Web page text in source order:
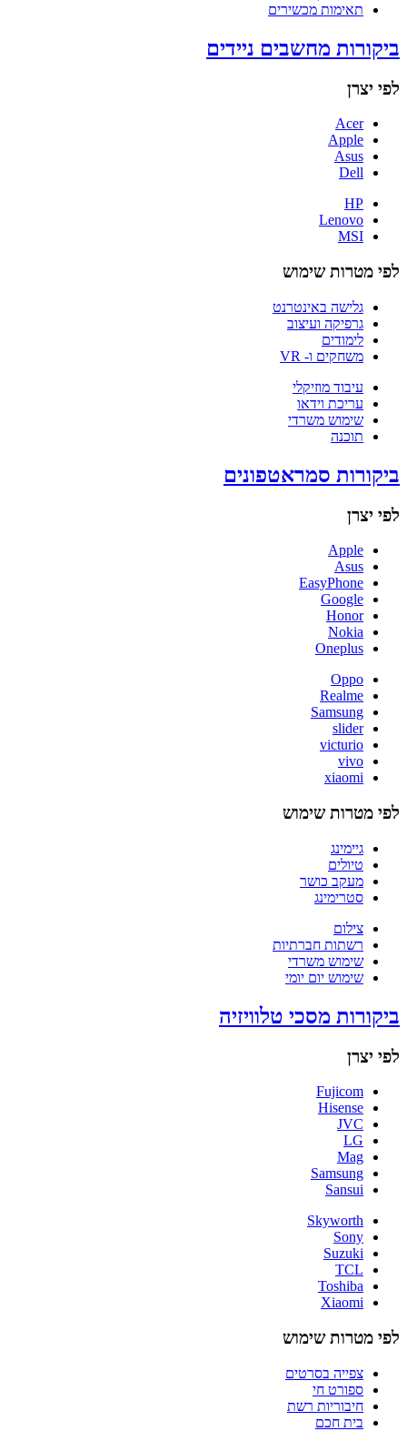
תאימות מכשירים
ביקורות מחשבים ניידים
לפי יצרן
Acer
Apple
Asus
Dell
HP
Lenovo
MSI
לפי מטרות שימוש
גלישה באינטרנט
גרפיקה ועיצוב
לימודים
משחקים ו- VR
עיבוד מוזיקלי
עריכת וידאו
שימוש משרדי
תוכנה
ביקורות סמראטפונים
לפי יצרן
Apple
Asus
EasyPhone
Google
Honor
Nokia
Oneplus
Oppo
Realme
Samsung
slider
victurio
vivo
xiaomi
לפי מטרות שימוש
גיימינג
טיולים
מעקב כושר
סטרימינג
צילום
רשתות חברתיות
שימוש משרדי
שימוש יום יומי
ביקורות מסכי טלוויזיה
לפי יצרן
Fujicom
Hisense
JVC
LG
Mag
Samsung
Sansui
Skyworth
Sony
Suzuki
TCL
Toshiba
Xiaomi
לפי מטרות שימוש
צפייה בסרטים
ספורט חי
חיבוריות רשת
בית חכם